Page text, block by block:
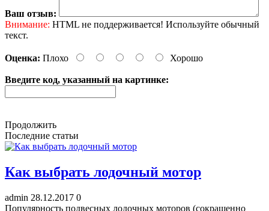
Ваш отзыв:
Внимание: HTML не поддерживается! Используйте обычный
текст.
Оценка: Плохо Хорошо
Введите код, указанный на картинке:
Продолжить
Последние статьи
Как выбрать лодочный мотор
admin 28.12.2017 0
Популярность подвесных лодочных моторов (сокращенно